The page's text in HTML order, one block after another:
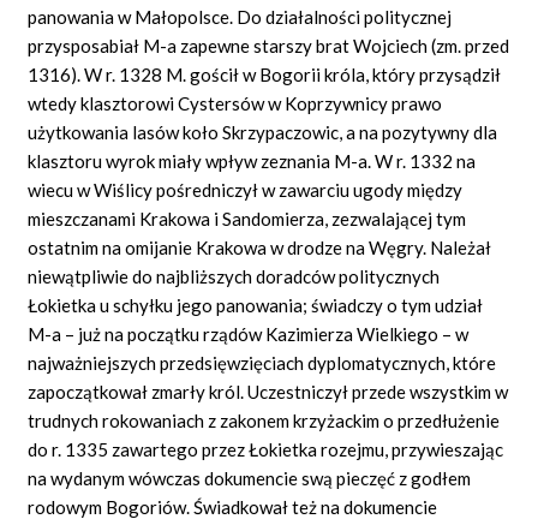
panowania w Małopolsce. Do działalności politycznej
przysposabiał M-a zapewne starszy brat Wojciech (zm. przed
1316). W r. 1328 M. gościł w Bogorii króla, który przysądził
wtedy klasztorowi Cystersów w Koprzywnicy prawo
użytkowania lasów koło Skrzypaczowic, a na pozytywny dla
klasztoru wyrok miały wpływ zeznania M-a. W r. 1332 na
wiecu w Wiślicy pośredniczył w zawarciu ugody między
mieszczanami Krakowa i Sandomierza, zezwalającej tym
ostatnim na omijanie Krakowa w drodze na Węgry. Należał
niewątpliwie do najbliższych doradców politycznych
Łokietka u schyłku jego panowania; świadczy o tym udział
M-a – już na początku rządów Kazimierza Wielkiego – w
najważniejszych przedsięwzięciach dyplomatycznych, które
zapoczątkował zmarły król. Uczestniczył przede wszystkim w
trudnych rokowaniach z zakonem krzyżackim o przedłużenie
do r. 1335 zawartego przez Łokietka rozejmu, przywieszając
na wydanym wówczas dokumencie swą pieczęć z godłem
rodowym Bogoriów. Świadkował też na dokumencie